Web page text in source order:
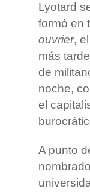
Lyotard
formó en
ouvrier,
más
de
noche,
el
A punto